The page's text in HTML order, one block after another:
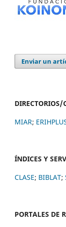
Enviar un
DIRECTORIOS/
MIAR;
ÍNDICES Y
CLASE; BIBLAT;
PORTALES DE